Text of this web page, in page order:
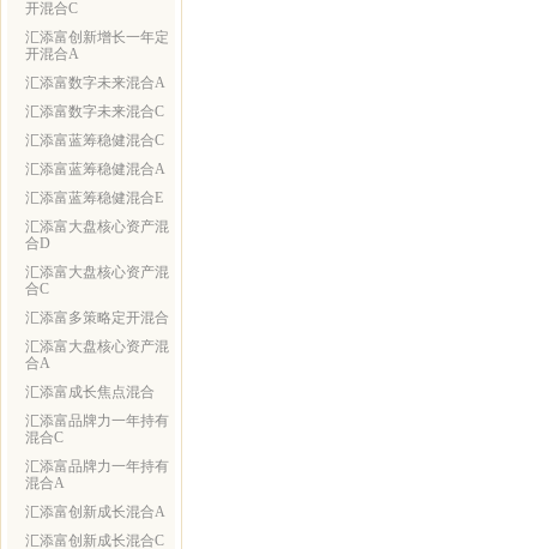
开混合C
汇添富创新增长一年定
开混合A
汇添富数字未来混合A
汇添富数字未来混合C
汇添富蓝筹稳健混合C
汇添富蓝筹稳健混合A
汇添富蓝筹稳健混合E
汇添富大盘核心资产混
合D
汇添富大盘核心资产混
合C
汇添富多策略定开混合
汇添富大盘核心资产混
合A
汇添富成长焦点混合
汇添富品牌力一年持有
混合C
汇添富品牌力一年持有
混合A
汇添富创新成长混合A
汇添富创新成长混合C